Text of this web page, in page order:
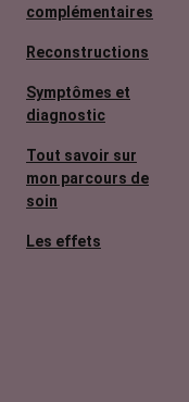
complémentaires
Reconstructions
Symptômes et
diagnostic
Tout savoir sur
mon parcours de
soin
Les effets